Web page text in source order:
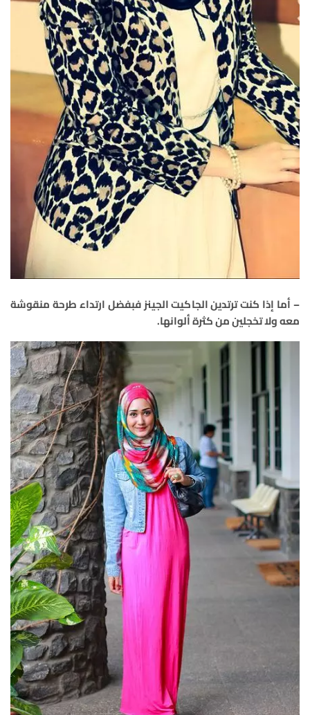
– أما إذا كنت ترتدين الجاكيت الجينز فبفضل ارتداء طرحة منقوشة
معه ولا تخجلين من كثرة ألوانها.